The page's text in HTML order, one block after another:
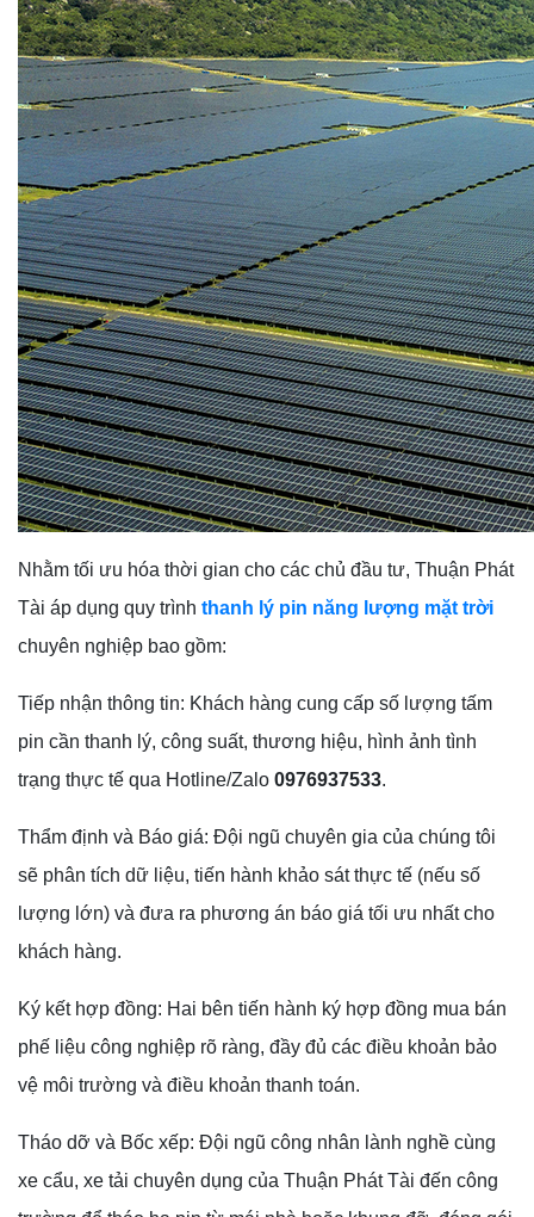
Nhằm tối ưu hóa thời gian cho các chủ đầu tư, Thuận Phát
Tài áp dụng quy trình thanh lý pin năng lượng mặt trời
chuyên nghiệp bao gồm:
Tiếp nhận thông tin: Khách hàng cung cấp số lượng tấm
pin cần thanh lý, công suất, thương hiệu, hình ảnh tình
trạng thực tế qua Hotline/Zalo 0976937533.
Thẩm định và Báo giá: Đội ngũ chuyên gia của chúng tôi
sẽ phân tích dữ liệu, tiến hành khảo sát thực tế (nếu số
lượng lớn) và đưa ra phương án báo giá tối ưu nhất cho
khách hàng.
Ký kết hợp đồng: Hai bên tiến hành ký hợp đồng mua bán
phế liệu công nghiệp rõ ràng, đầy đủ các điều khoản bảo
vệ môi trường và điều khoản thanh toán.
Tháo dỡ và Bốc xếp: Đội ngũ công nhân lành nghề cùng
xe cẩu, xe tải chuyên dụng của Thuận Phát Tài đến công